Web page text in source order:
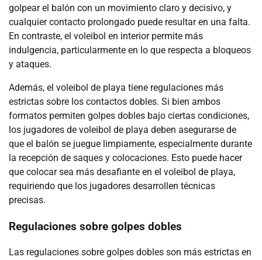
golpear el balón con un movimiento claro y decisivo, y
cualquier contacto prolongado puede resultar en una falta.
En contraste, el voleibol en interior permite más
indulgencia, particularmente en lo que respecta a bloqueos
y ataques.
Además, el voleibol de playa tiene regulaciones más
estrictas sobre los contactos dobles. Si bien ambos
formatos permiten golpes dobles bajo ciertas condiciones,
los jugadores de voleibol de playa deben asegurarse de
que el balón se juegue limpiamente, especialmente durante
la recepción de saques y colocaciones. Esto puede hacer
que colocar sea más desafiante en el voleibol de playa,
requiriendo que los jugadores desarrollen técnicas
precisas.
Regulaciones sobre golpes dobles
Las regulaciones sobre golpes dobles son más estrictas en